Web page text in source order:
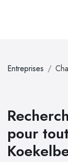
Entreprises
pour